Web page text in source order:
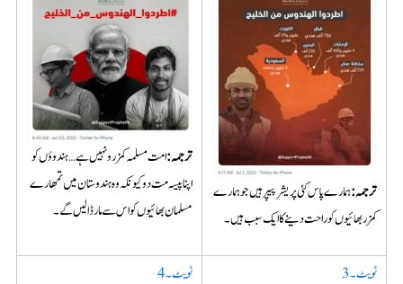
ترجمہ:ہمارے پاس کئی پریشر پیپر ہیں جو ہمارے
کمزر بھائیوں کو راحت دینے کا ایک سبب ہیں۔
ترجمہ:امت مسلمہ کمزرو نہیں ہے…ہندوؤں کو
اپنا پیسہ مت دو کیونکہ وہ ہندوستان میں تمھارے
مسلمان بھائیوں کو اس سے مار ڈالیں گے۔
ٹویٹ۔3 ٹویٹ۔4